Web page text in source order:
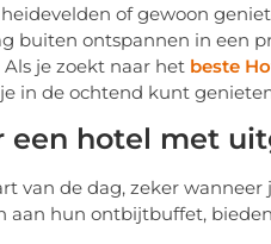
of gewoon
buiten ontspannen in een
je zoekt naar het beste
in de ochtend kunt
een hotel met
van de dag, zeker
aan hun ontbijtbuffet,